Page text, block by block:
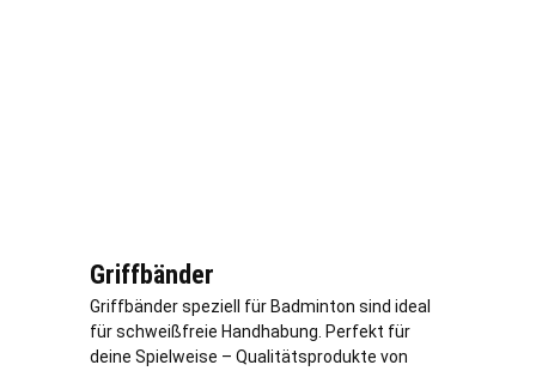
Griffbänder
Griffbänder speziell für Badminton sind ideal
für schweißfreie Handhabung. Perfekt für
deine Spielweise – Qualitätsprodukte von